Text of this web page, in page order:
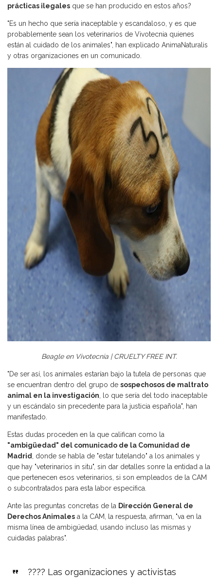
prácticas ilegales que se han producido en estos años?
"Es un hecho que sería inaceptable y escandaloso, y es que
probablemente sean los veterinarios de Vivotecnia quienes
están al cuidado de los animales", han explicado AnimaNaturalis
y otras organizaciones en un comunicado.
Beagle en Vivotecnia | CRUELTY FREE INT.
"De ser así, los animales estarían bajo la tutela de personas que
se encuentran dentro del grupo de sospechosos de maltrato
animal en la investigación, lo que sería del todo inaceptable
y un escándalo sin precedente para la justicia española", han
manifestado.
Estas dudas proceden en la que califican como la
"ambigüedad" del comunicado de la Comunidad de
Madrid, donde se habla de "estar tutelando" a los animales y
que hay "veterinarios in situ", sin dar detalles sonre la entidad a la
que pertenecen esos veterinarios, si son empleados de la CAM
o subcontratados para esta labor específica.
Ante las preguntas concretas de la Dirección General de
Derechos Animales a la CAM, la respuesta, afirman, "va en la
misma línea de ambigüedad, usando incluso las mismas y
cuidadas palabras".
???? Las organizaciones y activistas